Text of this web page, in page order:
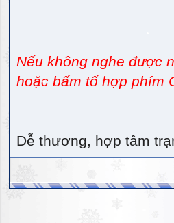
Nếu không nghe được
hoặc bấm tổ hợp phím
Dễ thương, hợp tâm